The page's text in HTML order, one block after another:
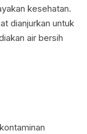
kesehatan.
dianjurkan untuk
air bersih